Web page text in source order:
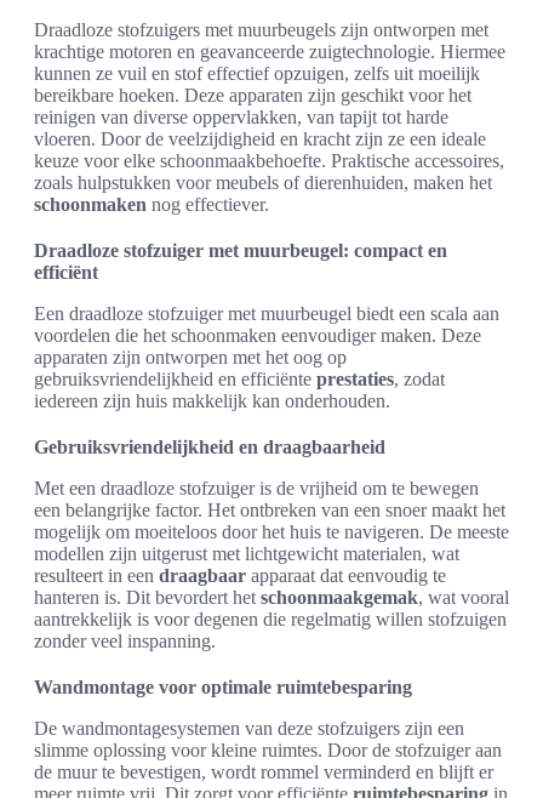
Draadloze stofzuigers met muurbeugels zijn ontworpen met
krachtige motoren en geavanceerde zuigtechnologie. Hiermee
kunnen ze vuil en stof effectief opzuigen, zelfs uit moeilijk
bereikbare hoeken. Deze apparaten zijn geschikt voor het
reinigen van diverse oppervlakken, van tapijt tot harde
vloeren. Door de veelzijdigheid en kracht zijn ze een ideale
keuze voor elke schoonmaakbehoefte. Praktische accessoires,
zoals hulpstukken voor meubels of dierenhuiden, maken het
schoonmaken nog effectiever.
Draadloze stofzuiger met muurbeugel: compact en
efficiënt
Een draadloze stofzuiger met muurbeugel biedt een scala aan
voordelen die het schoonmaken eenvoudiger maken. Deze
apparaten zijn ontworpen met het oog op
gebruiksvriendelijkheid en efficiënte prestaties, zodat
iedereen zijn huis makkelijk kan onderhouden.
Gebruiksvriendelijkheid en draagbaarheid
Met een draadloze stofzuiger is de vrijheid om te bewegen
een belangrijke factor. Het ontbreken van een snoer maakt het
mogelijk om moeiteloos door het huis te navigeren. De meeste
modellen zijn uitgerust met lichtgewicht materialen, wat
resulteert in een draagbaar apparaat dat eenvoudig te
hanteren is. Dit bevordert het schoonmaakgemak, wat vooral
aantrekkelijk is voor degenen die regelmatig willen stofzuigen
zonder veel inspanning.
Wandmontage voor optimale ruimtebesparing
De wandmontagesystemen van deze stofzuigers zijn een
slimme oplossing voor kleine ruimtes. Door de stofzuiger aan
de muur te bevestigen, wordt rommel verminderd en blijft er
meer ruimte vrij. Dit zorgt voor efficiënte ruimtebesparing in